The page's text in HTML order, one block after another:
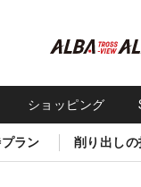
ショッピング
ラン 削り出し